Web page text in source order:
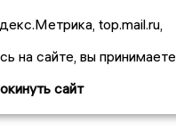
top.mail.ru,
на сайте, вы принимаете
сайт